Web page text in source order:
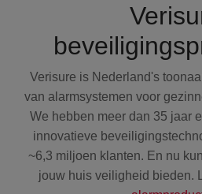
Verisure is Nederland's
van alarmsystemen voor
We hebben meer dan 35 jaar
innovatieve
~6,3 miljoen klanten. En nu
jouw huis veiligheid bieden.